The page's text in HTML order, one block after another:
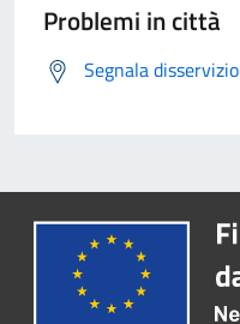
Problemi in città
Segnala disservizio